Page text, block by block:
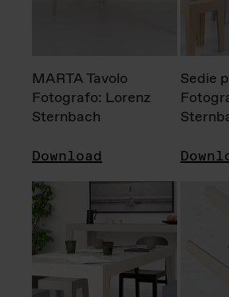
MARTA Tavolo
Fotografo: Lorenz
Sternbach
Download
Sedie